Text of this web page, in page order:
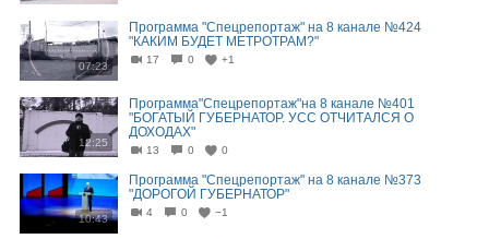
07:23
Программа "Спецрепортаж" на 8 канале №424
"КАКИМ БУДЕТ МЕТРОТРАМ?"
17 0 +1
12:25
Программа"Спецрепортаж"на 8 канале №401
"БОГАТЫЙ ГУБЕРНАТОР. УСС ОТЧИТАЛСЯ О
ДОХОДАХ"
13 0 0
10:43
Программа "Спецрепортаж" на 8 канале №373
"ДОРОГОЙ ГУБЕРНАТОР"
4 0 −1